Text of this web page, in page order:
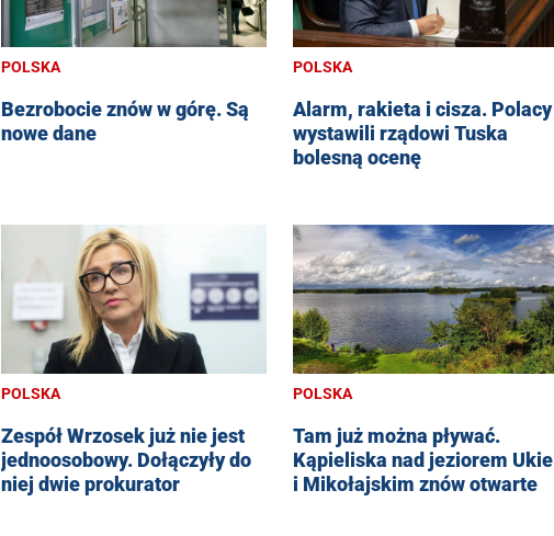
POLSKA
Bezrobocie znów w górę. Są
nowe dane
POLSKA
Alarm, rakieta i cisza. Polacy
wystawili rządowi Tuska
bolesną ocenę
POLSKA
Zespół Wrzosek już nie jest
jednoosobowy. Dołączyły do
niej dwie prokurator
POLSKA
Tam już można pływać.
Kąpieliska nad jeziorem Ukiel
i Mikołajskim znów otwarte